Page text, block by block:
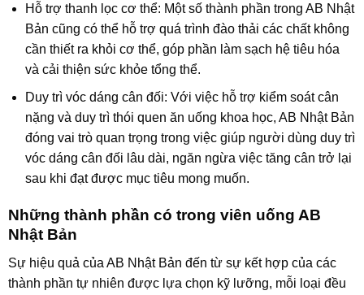
Hỗ trợ thanh lọc cơ thể: Một số thành phần trong AB Nhật
Bản cũng có thể hỗ trợ quá trình đào thải các chất không
cần thiết ra khỏi cơ thể, góp phần làm sạch hệ tiêu hóa
và cải thiện sức khỏe tổng thể.
Duy trì vóc dáng cân đối: Với việc hỗ trợ kiểm soát cân
nặng và duy trì thói quen ăn uống khoa học, AB Nhật Bản
đóng vai trò quan trọng trong việc giúp người dùng duy trì
vóc dáng cân đối lâu dài, ngăn ngừa việc tăng cân trở lại
sau khi đạt được mục tiêu mong muốn.
Những thành phần có trong viên uống AB
Nhật Bản
Sự hiệu quả của AB Nhật Bản đến từ sự kết hợp của các
thành phần tự nhiên được lựa chọn kỹ lưỡng, mỗi loại đều